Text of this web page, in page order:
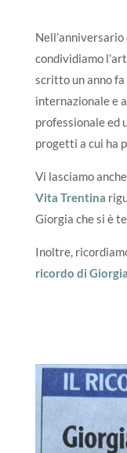
condividiamo
scritto un anno
internazionale e
professionale ed
progetti a cui ha
Vi lasciamo
Vita Trentina
Giorgia che si è
Inoltre,
ricordo di